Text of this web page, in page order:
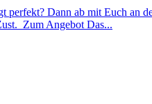
perfekt? Dann ab mit Euch
Zum Angebot Das...